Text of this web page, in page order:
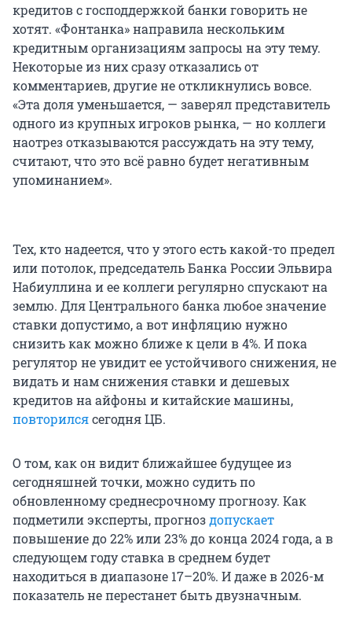
кредитов с господдержкой банки говорить не
хотят. «Фонтанка» направила нескольким
кредитным организациям запросы на эту тему.
Некоторые из них сразу отказались от
комментариев, другие не откликнулись вовсе.
«Эта доля уменьшается, — заверял представитель
одного из крупных игроков рынка, — но коллеги
наотрез отказываются рассуждать на эту тему,
считают, что это всё равно будет негативным
упоминанием».
Тех, кто надеется, что у этого есть какой-то предел
или потолок, председатель Банка России Эльвира
Набиуллина и ее коллеги регулярно спускают на
землю. Для Центрального банка любое значение
ставки допустимо, а вот инфляцию нужно
снизить как можно ближе к цели в 4%. И пока
регулятор не увидит ее устойчивого снижения, не
видать и нам снижения ставки и дешевых
кредитов на айфоны и китайские машины,
повторилсясегодня ЦБ.
О том, как он видит ближайшее будущее из
сегодняшней точки, можно судить по
обновленному среднесрочному прогнозу. Как
подметили эксперты, прогноздопускает
повышение до 22% или 23% до конца 2024 года, а в
следующем году ставка в среднем будет
находиться в диапазоне 17–20%. И даже в 2026-м
показатель не перестанет быть двузначным.